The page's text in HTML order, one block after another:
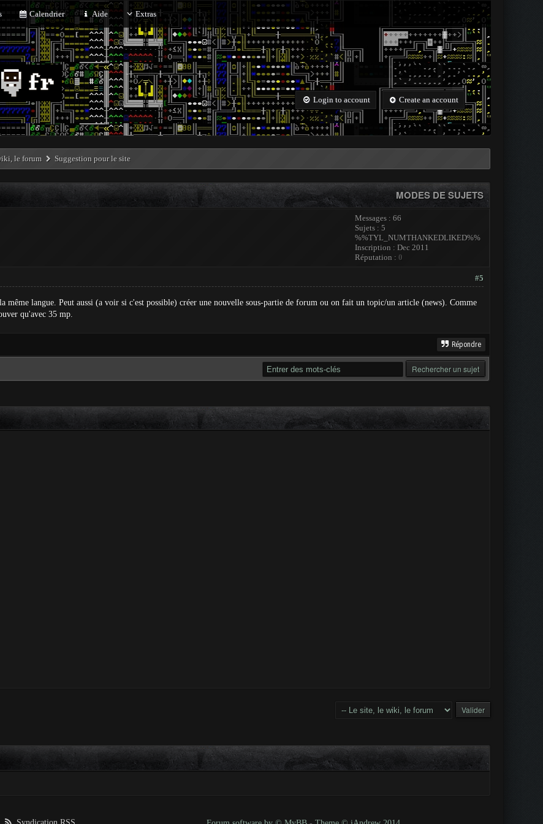
Calendrier Aide Extras
Login to account Create an account
le forum Suggestion pour le site
MODES DE SUJETS
Messages : 66
Sujets : 5
%%TYL_NUMTHANKEDLIKED%%
Inscription : Dec 2011
Réputation : 0
#5
langue. Peut aussi (a voir si c'est possible) créer une nouvelle sous-partie de forum ou on fait un topic/un article (news). Comme
qu'avec 35 mp.
Répondre